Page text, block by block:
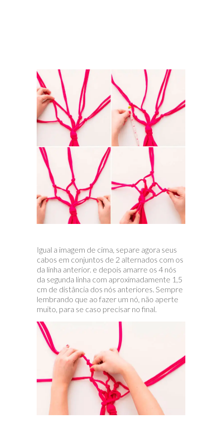
Igual a imagem de cima, separe agora seus
cabos em conjuntos de 2 alternados com os
da linha anterior. e depois amarre os 4 nós
da segunda linha com aproximadamente 1,5
cm de distância dos nós anteriores. Sempre
lembrando que ao fazer um nó, não aperte
muito, para se caso precisar no final.